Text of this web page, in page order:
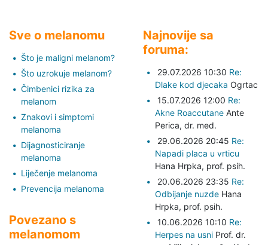
Sve o melanomu
Što je maligni melanom?
Što uzrokuje melanom?
Čimbenici rizika za
melanom
Znakovi i simptomi
melanoma
Dijagnosticiranje
melanoma
Liječenje melanoma
Prevencija melanoma
Povezano s
melanomom
Najnovije sa
foruma:
29.07.2026 10:30 Re:
Dlake kod djecaka Ogrtac
15.07.2026 12:00 Re:
Akne Roaccutane Ante
Perica, dr. med.
29.06.2026 20:45 Re:
Napadi placa u vrticu
Hana Hrpka, prof. psih.
20.06.2026 23:35 Re:
Odbijanje nuzde Hana
Hrpka, prof. psih.
10.06.2026 10:10 Re:
Herpes na usni Prof. dr.